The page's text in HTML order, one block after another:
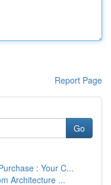
Report Page
Go
: Your C...
Architecture ...